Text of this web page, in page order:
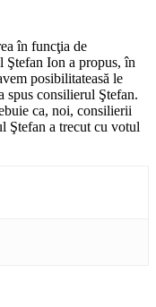
în funcţia de
Ştefan Ion a propus, în
posibilitateasă le
spus consilierul Ştefan.
ca, noi, consilierii
Ştefan a trecut cu votul